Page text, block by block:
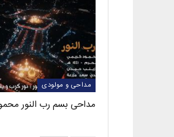
مداحی و مولودی
مداحی بسم رب النور